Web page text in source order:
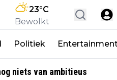
23°C
Bewolkt
Politiek
niets van ambitieus